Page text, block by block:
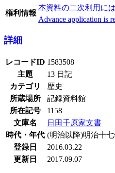
権利情報
本資料の二次利用に
Advance application is
詳細
レコードID 1583508
主題
13 日記
カテゴリ
歴史
所蔵場所
記録資料館
所在記号
1158
文庫名
日田千原家文書
時代・年代 (明治以降)明治十七
登録日
2016.03.22
更新日
2017.09.07